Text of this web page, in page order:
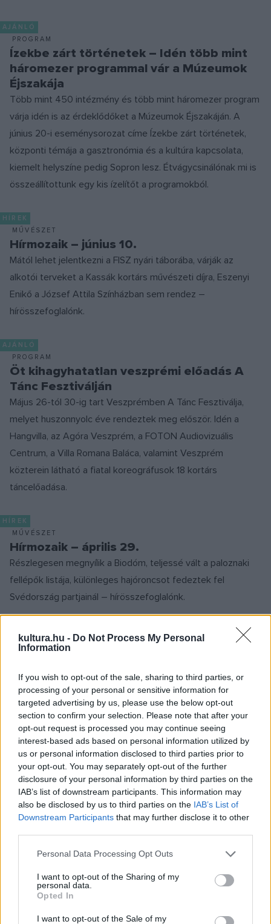
kultura.hu - Do Not Process My Personal
Information
If you wish to opt-out of the sale, sharing to third parties, or
processing of your personal or sensitive information for
targeted advertising by us, please use the below opt-out
section to confirm your selection. Please note that after your
opt-out request is processed you may continue seeing
interest-based ads based on personal information utilized by
us or personal information disclosed to third parties prior to
your opt-out. You may separately opt-out of the further
disclosure of your personal information by third parties on the
IAB’s list of downstream participants. This information may
also be disclosed by us to third parties on the IAB’s List of
Downstream Participants that may further disclose it to other
Please note that this website/app uses one or more Google
not limited to your visit or usage behaviour. You may click to
grant or deny consent to Google and its third-party tags to
use your data for below specified purposes in below Google
consent section.
Personal Data Processing Opt Outs
I want to opt-out of the Sharing of my
personal data.
Opted In
I want to opt-out of the Sale of my
AJÁNLÓ
PROGRAM
Ízekbe zárt történetek – Idén több mint
háromezer programmal vár a Múzeumok
Éjszakája
Több mint 450 intézmény és több mint háromezer program
várja idén is az érdeklődőket a Múzeumok Éjszakáján. A
június 20-i eseménysorozat címe Ízekbe zárt történetek,
központi témája a gasztronómia és a kultúra kapcsolata,
kiemelt helyszíne pedig Sopron lesz. Étvágycsinálónak mi is
összeállítottunk egy kis ízelítőt a programokból.
HÍREK
MŰVÉSZET
Hírmozaik – június 10.
Mától lehet jelentkezni a FISZ nyári táborába, várják az
alkotói terveket a Kassák kortárs művészeti díjra, Eszenyi
Enikő a József Attila Színházban sem rendez –
hírösszefoglalónk.
AJÁNLÓ
PROGRAM
Öt kihagyhatatlan veszprémi előadás A
Tánc Fesztiválján
Május 26-tól 30-ig tart Veszprémben A Tánc Fesztiválja,
melyet huszonnyolc éve rendeztek meg először. Idén a
Hangvilla, az Agóra Veszprém, a FOTON Audiovizuális
Centrum, a Villa Romana Baláca, valamint Veszprém
közterein látható a fiatal koreográfusok 18 kortárs
táncelőadása.
HÍREK
MŰVÉSZET
Hírmozaik – április 29.
Részlegesen megnyílik a Biodóm, teljessé vált a paloznaki
fellépők listája, különleges hajóroncsot fedeztek fel
Svédország partjainál – hírösszefoglalónk.
KÉPZŐ
Kovács Ivó ma leginkább 3D-s videomapping-munkái miatt
ismert, most épp a veszprémi fxr-ben lesz látható kiállítása.
Mégis következetesen festőként hivatkozik magára. „Még
most is azt gondolom, hogy festő vagyok inkább, mint hogy
bármi más.” Láthattuk már munkáját a pécsi székesegyház
vagy a Művészetek Palotájának homlokzatain is, ugyanakkor
Dubajtól Melbourne-ig a világ számos pontján szerepeltek a
művei.
KÉPZŐ
Ha csak pár kiállításra van időd áprilisban,
Sokféle izgalmas kiállítás látható ebben a hónapban is,
érdekes kérdésfelvetések, érzékeny, finom munkák. A
csendes, befelé forduló terektől a testközeli, nyugtalanító